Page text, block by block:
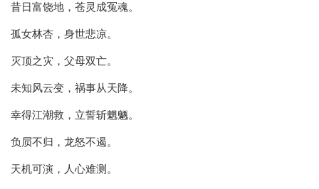
昔日富饶地，苍灵成冤魂。
孤女林杏，身世悲凉。
灭顶之灾，父母双亡。
未知风云变，祸事从天降。
幸得江潮救，立誓斩魍魉。
负屃不归，龙怒不遏。
天机可演，人心难测。